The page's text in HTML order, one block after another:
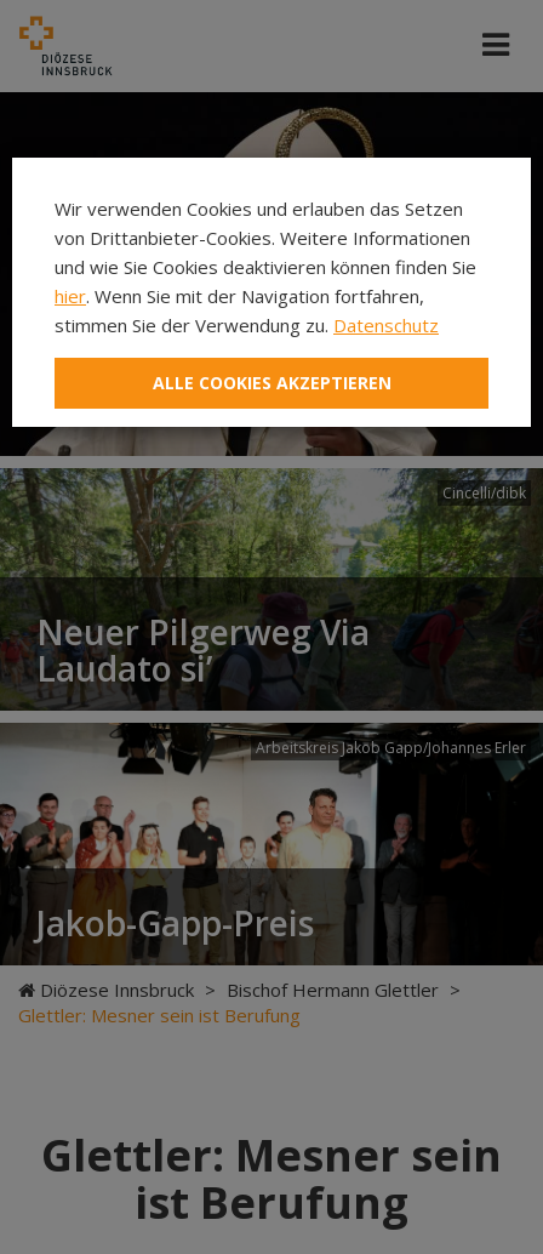
Cincelli/dibk
Neuer Pilgerweg Via
Laudato si’
Arbeitskreis Jakob Gapp/Johannes Erler
Jakob-Gapp-Preis
Diözese Innsbruck > Bischof Hermann Glettler >
Glettler: Mesner sein ist Berufung
Glettler: Mesner sein
ist Berufung
Wir verwenden Cookies und erlauben das Setzen
von Drittanbieter-Cookies. Weitere Informationen
und wie Sie Cookies deaktivieren können finden Sie
hier. Wenn Sie mit der Navigation fortfahren,
stimmen Sie der Verwendung zu. Datenschutz
ALLE COOKIES AKZEPTIEREN